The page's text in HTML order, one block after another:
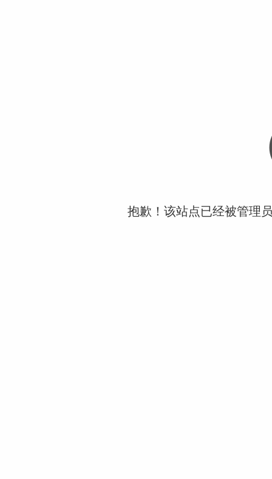
抱歉！该站点已经被管理